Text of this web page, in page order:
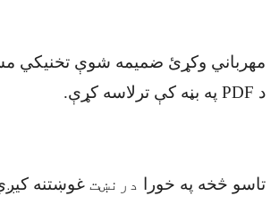
مهرباني وکړئ ضمیمه شوې تخنيکي
د PDF په بڼه کې ترلاسه کړې.
تاسو څخه په خورا درنښت غوښتنه